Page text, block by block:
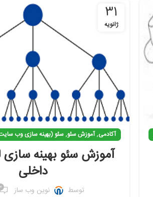
31
ژانویه
آکادمی,آموزش سئو,سئو (بهینه سازی وب
آموزش سئو بهینه
داخلی
توسط نوین وب ساز 0